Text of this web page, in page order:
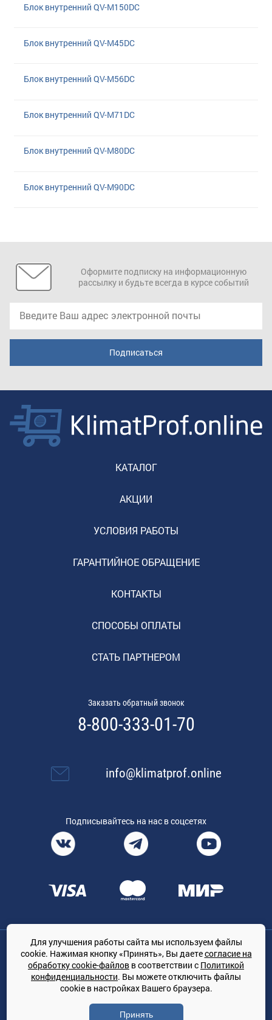
Блок внутренний QV-M150DC
Блок внутренний QV-M45DC
Блок внутренний QV-M56DC
Блок внутренний QV-M71DC
Блок внутренний QV-M80DC
Блок внутренний QV-M90DC
Оформите подписку на информационную
рассылку и будьте всегда в курсе событий
КАТАЛОГ
АКЦИИ
УСЛОВИЯ РАБОТЫ
ГАРАНТИЙНОЕ ОБРАЩЕНИЕ
КОНТАКТЫ
СПОСОБЫ ОПЛАТЫ
СТАТЬ ПАРТНЕРОМ
Заказать обратный звонок
8-800-333-01-70
info@klimatprof.online
Подписывайтесь на нас в соцсетях
Общество с ограниченной ответственностью «ТРЕЙДКОН», ОГРН:
1167847364079, 197022, г. Санкт-Петербург, проспект Медиков, 7
КЛИМАТПРОФ.ONLINE - оптовая продажа кондиционеров и
климатической техники на территории РФ
© Сайт принадлежит ООО «ТРЕЙДКОН»
Для улучшения работы сайта мы используем файлы
cookie. Нажимая кнопку «Принять», Вы даетесогласие на
обработку cookie-файлов в соответствии с Политикой
конфиденциальности. Вы можете отключить файлы
cookie в настройках Вашего браузера.
Принять